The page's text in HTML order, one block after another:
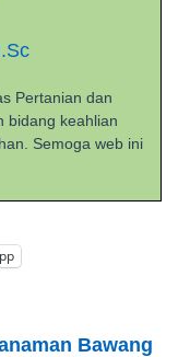
Pertanian dan
bidang keahlian
Semoga web ini
Bawang